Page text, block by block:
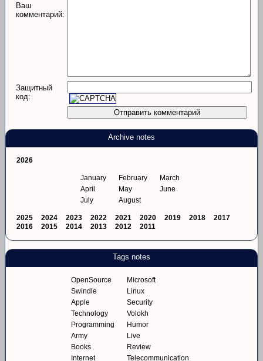
Ваш
комментарий:
Защитный
код:
Archive notes
2026
January February
March
April
May
June
July
August
2025 2024 2023 2022 2021 2020 2019 2018
2017
2016
2015 2014 2013 2012 2011
Tags notes
OpenSource
Microsoft
Swindle
Linux
Apple
Security
Technology
Volokh
Programming
Humor
Army
Live
Books
Review
Internet
Telecommunication